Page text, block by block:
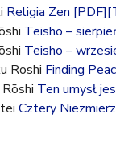
Religia Zen [PDF]
Teisho –
Teisho –
Roshi Finding
Ten umysł
Cztery